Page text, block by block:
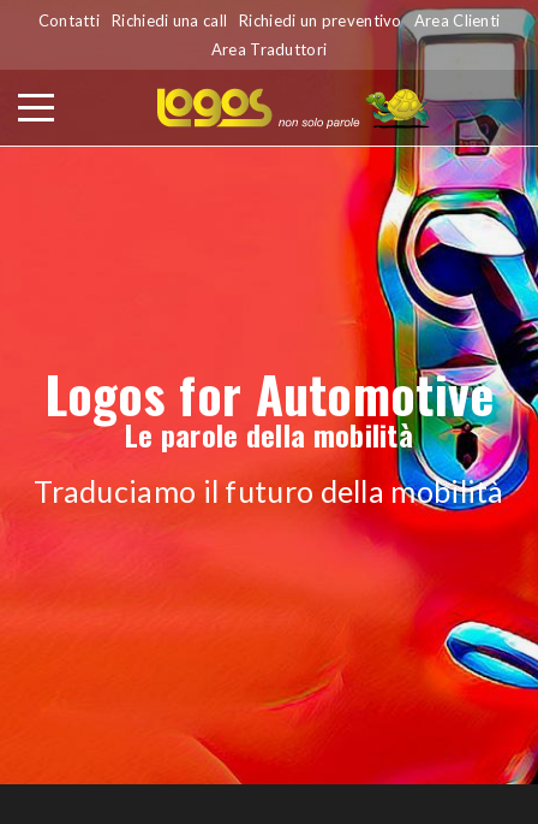
Contatti Richiedi una call Richiedi un preventivo
Area Clienti
Area Traduttori
Logos for Automotive
Le parole della mobilità
Traduciamo il futuro della mobilità